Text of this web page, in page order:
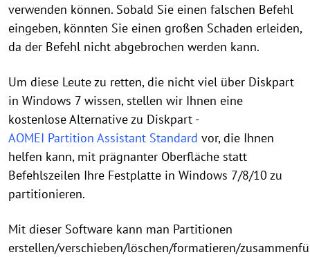
verwenden können. Sobald Sie einen falschen Befehl
eingeben, könnten Sie einen großen Schaden erleiden,
da der Befehl nicht abgebrochen werden kann.
Um diese Leute zu retten, die nicht viel über Diskpart
in Windows 7 wissen, stellen wir Ihnen eine
kostenlose Alternative zu Diskpart -
AOMEI Partition Assistant Standard vor, die Ihnen
helfen kann, mit prägnanter Oberfläche statt
Befehlszeilen Ihre Festplatte in Windows 7/8/10 zu
partitionieren.
Mit dieser Software kann man Partitionen
erstellen/verschieben/löschen/formatieren/